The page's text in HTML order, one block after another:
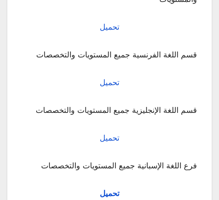
تحميل
قسم اللغة الفرنسية جميع المستويات والتخصصات
تحميل
قسم اللغة الإنجليزية جميع المستويات والتخصصات
تحميل
فرع اللغة الإسبانية جميع المستويات والتخصصات
تحميل